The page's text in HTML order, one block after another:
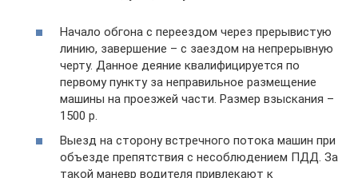
Начало обгона с переездом через прерывистую
линию, завершение – с заездом на непрерывную
черту. Данное деяние квалифицируется по
первому пункту за неправильное размещение
машины на проезжей части. Размер взыскания –
1500 р.
Выезд на сторону встречного потока машин при
объезде препятствия с несоблюдением ПДД. За
такой маневр водителя привлекают к